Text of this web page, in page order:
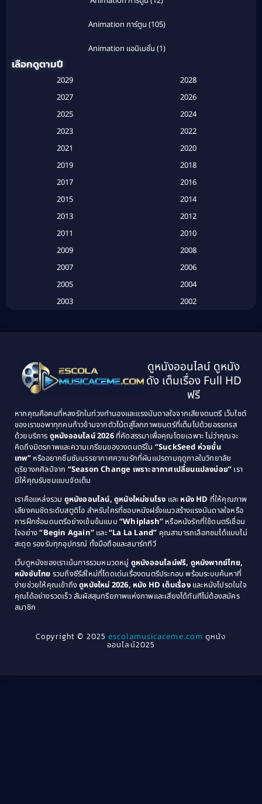
Animation การ์ตูน (105)
Animation แอนิเมชั่น (1)
Based on a True Story สร้างจากเรื่องจริง(2)
Based on a True Story เรื่องจริง (20)
(134)
Classic หนังคลาสสิก(21)
Classic หนังคลาสสิก(25)
Comedy ตลก(46)
Comedy ตลก(515)
Coming of Age ก้าวพ้นวัย(1)
Coming-of-Age(3)
Community(1)
Crime อาชญากรรม(78)
Cult Film(4)
เลือกดูตามปี
2029
2028
2027
2026
2025
2024
2023
2022
2021
2020
2019
2018
2017
2016
2015
2014
2013
2012
2011
2010
2009
2008
2007
2006
2005
2004
2003
2002
1995
1994
1993
1992
1989
1988
1987
1986
1985
1984
1983
1982
1979
1978
1976
1975
1974
1971
1970
1969
1968
1964
1963
1940
ดูหนังออนไลน์ ดูหนัง
ดัง เต็มเรื่อง Full HD
ฟรี
หากคุณคือคนที่หลงรักในท่วงทำนองและแรงบันดาลใจจากเสียงดนตรี เว็บไซต์
ของเราขอพาทุกคนก้าวข้ามจากตัวโน้ตสู่โลกภาพยนตร์ที่เต็มไปด้วยอรรถรส
ด้วยบริการ ดูหนังออนไลน์ 2026ที่คัดสรรมาเพื่อคุณโดยเฉพาะ ไม่ว่าคุณจะ
คิดถึงมิตรภาพและความเกรียนของวงดนตรีใน “SuckSeed ห่วยขั้น
เทพ”หรืออยากซึมซับบรรยากาศความรักที่ผันแปรตามฤดูกาลในวิทยาลัย
ดุริยางคศิลป์จาก “Season Change เพราะอากาศเปลี่ยนแปลงบ่อย” เรา
มีให้คุณรับชมแบบจัดเต็ม
เราคือแหล่งรวม ดูหนังออนไลน์, ดูหนังใหม่ชนโรง และ หนัง HD ที่ให้คุณภาพ
เสียงคมชัดระดับสตูดิโอ สำหรับใครที่ชอบหนังฝรั่งแนวสร้างแรงบันดาลใจหรือ
การฝึกซ้อมดนตรีอย่างเข้มข้นแบบ “Whiplash” หรือหนังรักที่ใช้ดนตรีเชื่อม
ใจอย่าง“Begin Again” และ“La La Land” คุณสามารถเลือกชมได้แบบไม่
สะดุด รองรับทุกอุปกรณ์ ทั้งมือถือและสมาร์ททีวี
เว็บดูหนังของเราเน้นการรวมหมวดหมู่ ดูหนังออนไลน์ฟรี, ดูหนังพากย์ไทย,
หนังซับไทย รวมถึงซีรีส์ใหม่ที่โดดเด่นเรื่องดนตรีประกอบ พร้อมระบบค้นหาที่
ง่ายช่วยให้คุณเข้าถึงดูหนังใหม่ 2026, หนัง HD เต็มเรื่องและหนังโปรดในใจ
คุณได้อย่างรวดเร็ว สัมผัสสุนทรียภาพแห่งภาพและเสียงได้ทันทีไม่ต้องสมัคร
สมาชิก
Copyright © 2025escolamusicaceme.com ดูหนัง
ออนไลน์2025